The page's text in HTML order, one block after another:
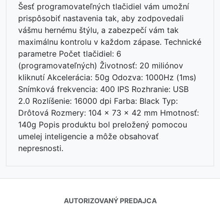
⏳
Šesť programovateľných tlačidiel vám umožní
prispôsobiť nastavenia tak, aby zodpovedali
vášmu hernému štýlu, a zabezpečí vám tak
maximálnu kontrolu v každom zápase. Technické
parametre Počet tlačidiel: 6
(programovateľných) Životnosť: 20 miliónov
kliknutí Akcelerácia: 50g Odozva: 1000Hz (1ms)
Snímková frekvencia: 400 IPS Rozhranie: USB
2.0 Rozlíšenie: 16000 dpi Farba: Black Typ:
Drôtová Rozmery: 104 x 73 x 42 mm Hmotnosť:
140g Popis produktu bol preložený pomocou
umelej inteligencie a môže obsahovať
nepresnosti.
AUTORIZOVANÝ PREDAJCA